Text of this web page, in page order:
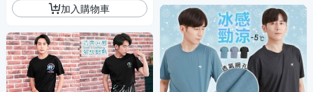
加入購物車